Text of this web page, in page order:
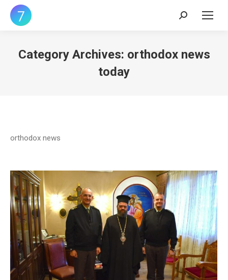
Search:
Category Archives: orthodox news
today
orthodox news